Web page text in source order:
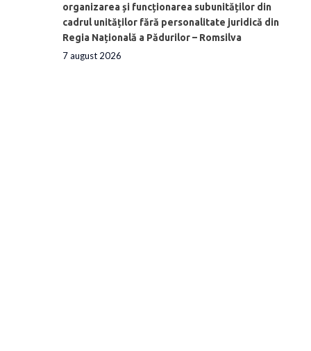
organizarea și funcționarea subunităților din
cadrul unităților fără personalitate juridică din
Regia Națională a Pădurilor – Romsilva
7 august 2026